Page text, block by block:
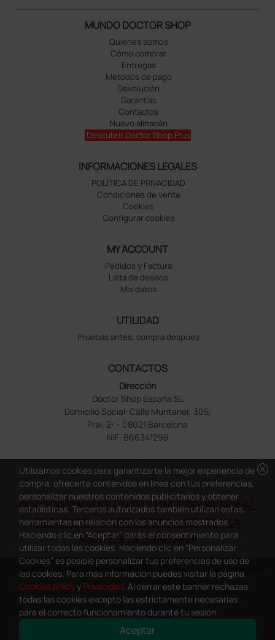
MUNDO DOCTOR SHOP
Quiénes somos
Cómo comprar
Entregas
Métodos de pago
Devolución
Garantías
Contactos
Nuevo almacén
Descubrir Doctor Shop Plus
INFORMACIONES LEGALES
POLÍTICA DE PRIVACIDAD
Condiciones de venta
Cookies
Configurar cookies
MY ACCOUNT
Pedidos y Factura
Lista de deseos
Mis datos
UTILIDAD
Pruebas antes, compra despues
CONTACTOS
Dirección
Doctor Shop España SL
Domicilio Social: Calle Muntaner, 305,
Pral. 2ª – 08021 Barcelona
NIF: B66341298
DOCTOR SHOP ES UN SITIO WEB PROFESIONAL
DEDICADO A LA PROFESIÓN MÉDICA Y LA
ASISTENCIA SANITARIA
Copyright Doctor Shop España 2005-2026 - Todos los derechos
reservados - NIF.: B66341298
cancel
Utilizamos cookies para garantizarte la mejor experiencia de
compra, ofrecerte contenidos en línea con tus preferencias,
personalizar nuestros contenidos publicitarios y obtener
estadísticas. Terceros autorizados también utilizan estas
herramientas en relación con los anuncios mostrados.
Haciendo clic en “Aceptar” darás el consentimiento para
utilizar todas las cookies. Haciendo clic en “Personalizar
Cookies” es posible personalizar tus preferencias de uso de
las cookies. Para más información puedes visitar la página
Cookies policyy Privacidad. Al cerrar este banner rechazas
todas las cookies excepto las estrictamente necesarias
para el correcto funcionamiento durante tu sesión.
Aceptar